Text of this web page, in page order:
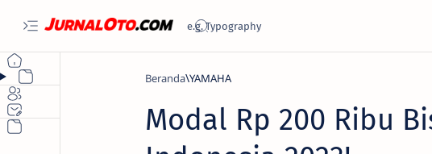
Beranda YAMAHA
Modal Rp 200 Ribu